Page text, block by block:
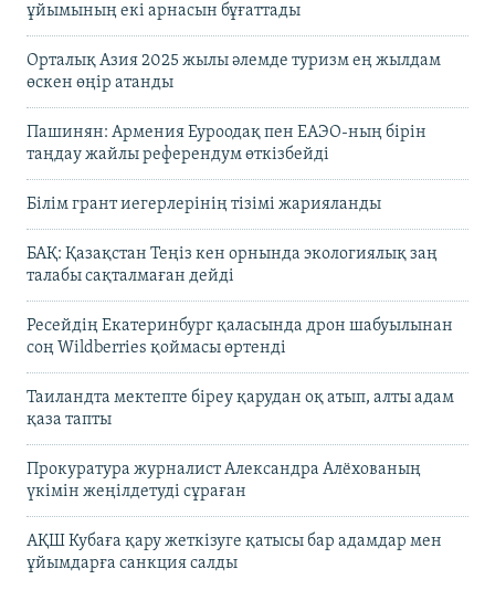
ұйымының екі арнасын бұғаттады
Орталық Азия 2025 жылы әлемде туризм ең жылдам
өскен өңір атанды
Пашинян: Армения Еуроодақ пен ЕАЭО-ның бірін
таңдау жайлы референдум өткізбейді
Білім грант иегерлерінің тізімі жарияланды
БАҚ: Қазақстан Теңіз кен орнында экологиялық заң
талабы сақталмаған дейді
Ресейдің Екатеринбург қаласында дрон шабуылынан
соң Wildberries қоймасы өртенді
Таиландта мектепте біреу қарудан оқ атып, алты адам
қаза тапты
Прокуратура журналист Александра Алёхованың
үкімін жеңілдетуді сұраған
АҚШ Кубаға қару жеткізуге қатысы бар адамдар мен
ұйымдарға санкция салды